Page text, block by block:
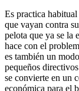
Es practica
que vayan contra
pelota que ya se la
hace con el
es también un
pequeños
se convierte en un
económica para el